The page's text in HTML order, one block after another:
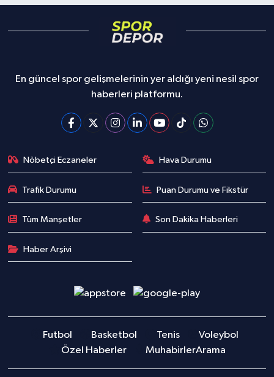
En güncel spor gelişmelerinin yer aldığı yeni nesil spor
haberleri platformu.
Nöbetçi Eczaneler Hava Durumu
Trafik Durumu Puan Durumu ve Fikstür
Tüm Manşetler Son Dakika Haberleri
Haber Arşivi
Futbol Basketbol Tenis
Voleybol
Özel Haberler
MuhabirlerArama